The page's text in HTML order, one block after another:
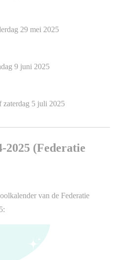
29 mei 2025
9 juni 2025
zaterdag 5 juli 2025
2025 (Federatie
van de Federatie